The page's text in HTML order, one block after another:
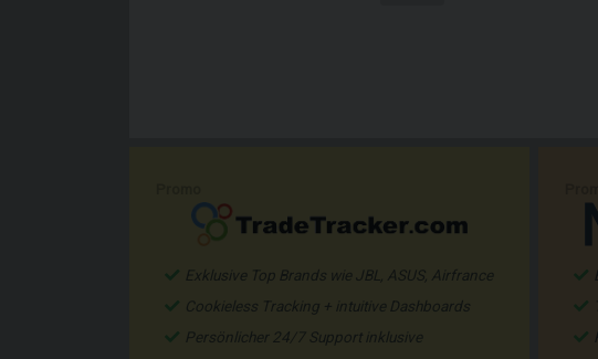
Exklusive Top Brands wie JBL, ASUS, Airfrance
Cookieless Tracking + intuitive Dashboards
Persönlicher 24/7 Support inklusive